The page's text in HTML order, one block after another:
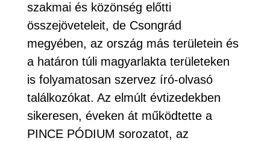
szakmai és közönség előtti
összejöveteleit, de Csongrád
megyében, az ország más területein és
a határon túli magyarlakta területeken
is folyamatosan szervez író-olvasó
találkozókat. Az elmúlt évtizedekben
sikeresen, éveken át működtette a
PINCE PÓDIUM sorozatot, az